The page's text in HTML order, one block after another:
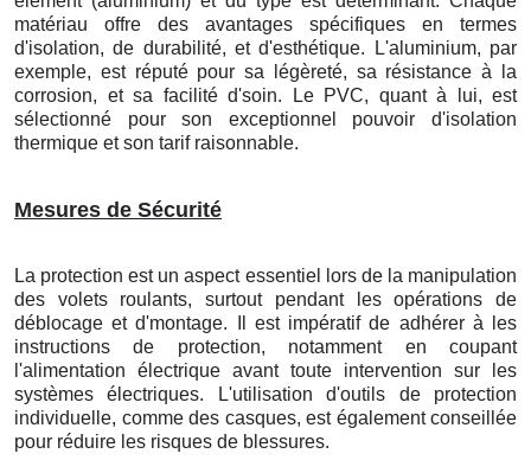
matériau offre des avantages spécifiques en termes
d'isolation, de durabilité, et d'esthétique. L'aluminium, par
exemple, est réputé pour sa légèreté, sa résistance à la
corrosion, et sa facilité d'soin. Le PVC, quant à lui, est
sélectionné pour son exceptionnel pouvoir d'isolation
thermique et son tarif raisonnable.
Mesures de Sécurité
La protection est un aspect essentiel lors de la manipulation
des volets roulants, surtout pendant les opérations de
déblocage et d'montage. Il est impératif de adhérer à les
instructions de protection, notamment en coupant
l'alimentation électrique avant toute intervention sur les
systèmes électriques. L'utilisation d'outils de protection
individuelle, comme des casques, est également conseillée
pour réduire les risques de blessures.